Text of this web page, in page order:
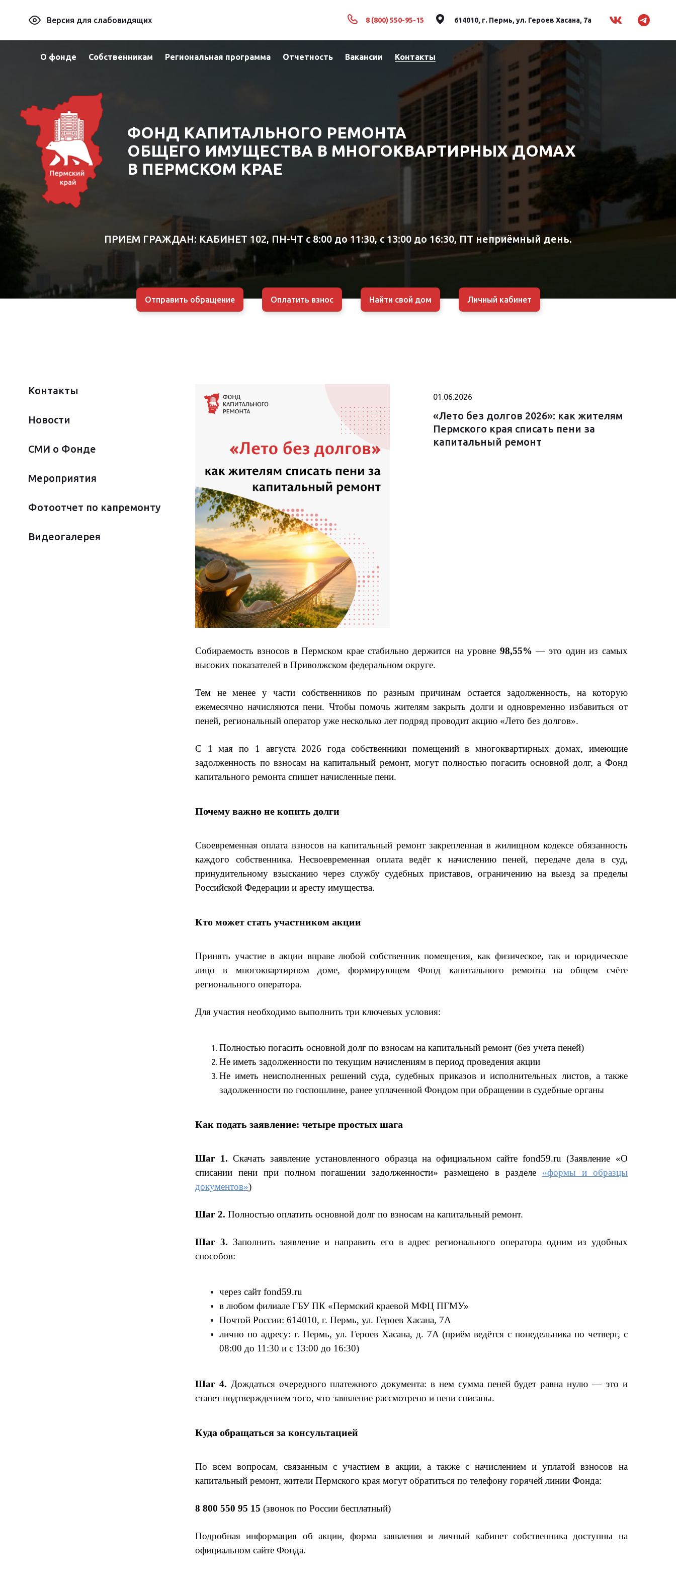
Версия для слабовидящих 8 (800) 550-95-15 614010, г. Пермь, ул. Героев Хасана, 7а
ФОНД КАПИТАЛЬНОГО РЕМОНТА
ОБЩЕГО ИМУЩЕСТВА В МНОГОКВАРТИРНЫХ ДОМАХ
В ПЕРМСКОМ КРАЕ
ПРИЕМ ГРАЖДАН: КАБИНЕТ 102, ПН-ЧТ с 8:00 до 11:30, с 13:00 до 16:30, ПТ неприёмный день.
О фонде Собственникам Региональная программа Отчетность Вакансии Контакты
Отправить обращение Оплатить взнос Найти свой дом Личный кабинет
Контакты
Новости
СМИ о Фонде
Мероприятия
Фотоотчет по капремонту
Видеогалерея
01.06.2026
«Лето без долгов 2026»: как жителям
Пермского края списать пени за
капитальный ремонт
Собираемость взносов в Пермском крае стабильно держится на уровне 98,55% — это один из самых
высоких показателей в Приволжском федеральном округе.
Тем не менее у части собственников по разным причинам остается задолженность, на которую
ежемесячно начисляются пени. Чтобы помочь жителям закрыть долги и одновременно избавиться от
пеней, региональный оператор уже несколько лет подряд проводит акцию «Лето без долгов».
С 1 мая по 1 августа 2026 года собственники помещений в многоквартирных домах, имеющие
задолженность по взносам на капитальный ремонт, могут полностью погасить основной долг, а Фонд
капитального ремонта спишет начисленные пени.
Почему важно не копить долги
Своевременная оплата взносов на капитальный ремонт закрепленная в жилищном кодексе обязанность
каждого собственника. Несвоевременная оплата ведёт к начислению пеней, передаче дела в суд,
принудительному взысканию через службу судебных приставов, ограничению на выезд за пределы
Российской Федерации и аресту имущества.
Кто может стать участником акции
Принять участие в акции вправе любой собственник помещения, как физическое, так и юридическое
лицо в многоквартирном доме, формирующем Фонд капитального ремонта на общем счёте
регионального оператора.
Для участия необходимо выполнить три ключевых условия:
Полностью погасить основной долг по взносам на капитальный ремонт (без учета пеней)
Не иметь задолженности по текущим начислениям в период проведения акции
Не иметь неисполненных решений суда, судебных приказов и исполнительных листов, а также
задолженности по госпошлине, ранее уплаченной Фондом при обращении в судебные органы
Как подать заявление: четыре простых шага
Шаг 1. Скачать заявление установленного образца на официальном сайте fond59.ru (Заявление «О
списании пени при полном погашении задолженности» размещено в разделе «формы и образцы
документов»)
Шаг 2. Полностью оплатить основной долг по взносам на капитальный ремонт.
Шаг 3. Заполнить заявление и направить его в адрес регионального оператора одним из удобных
способов:
через сайт fond59.ru
в любом филиале ГБУ ПК «Пермский краевой МФЦ ПГМУ»
Почтой России: 614010, г. Пермь, ул. Героев Хасана, 7А
лично по адресу: г. Пермь, ул. Героев Хасана, д. 7А (приём ведётся с понедельника по четверг, с
08:00 до 11:30 и с 13:00 до 16:30)
Шаг 4. Дождаться очередного платежного документа: в нем сумма пеней будет равна нулю — это и
станет подтверждением того, что заявление рассмотрено и пени списаны.
Куда обращаться за консультацией
По всем вопросам, связанным с участием в акции, а также с начислением и уплатой взносов на
капитальный ремонт, жители Пермского края могут обратиться по телефону горячей линии Фонда:
8 800 550 95 15 (звонок по России бесплатный)
Подробная информация об акции, форма заявления и личный кабинет собственника доступны на
официальном сайте Фонда.